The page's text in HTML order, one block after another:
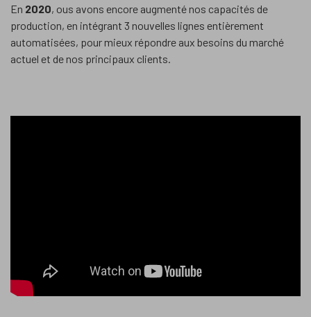
En 2020, ous avons encore augmenté nos capacités de
production, en intégrant 3 nouvelles lignes entièrement
automatisées, pour mieux répondre aux besoins du marché
actuel et de nos principaux clients.